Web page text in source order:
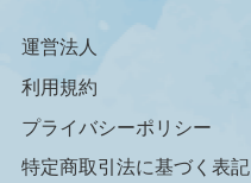
運営法人
利用規約
プライバシーポリシー
特定商取引法に基づく表記